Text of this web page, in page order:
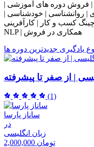
| فروش دوره های آموزشی |
| روانشناسی | خودشناسی |
کسب و کار | کارآفرینی |
NLP | همکاری در فروش
یادگیری جدیدترین دوره ها
| از صفر تا پیشرفته
(1)
ساناز پارسا
در
زبان انگلیسی
2,000,000 تومان